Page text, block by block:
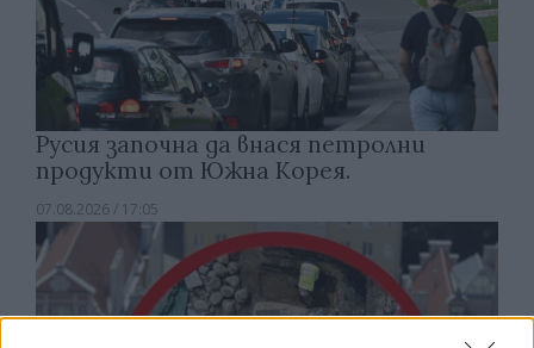
Русия започна да внася петролни
продукти от Южна Корея.
07.08.2026 / 17:05